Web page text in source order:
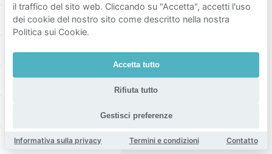
Mood B.V. | Mood Stadhuisplein
Muziekgebouw Eindhoven t Zusje Eindhoven
Publiek Food & Drinks Hotel The Match
Queen Hotel Cafe Restaurant
Berlage Kitchen & Bar
il traffico del sito web. Cliccando su "Accetta", accetti l'uso
dei cookie del nostro sito come descritto nella nostra
Politica sui Cookie.
Accetta tutto
Rifiuta tutto
Gestisci preferenze
Informativa sulla privacy Termini e condizioni Contatto